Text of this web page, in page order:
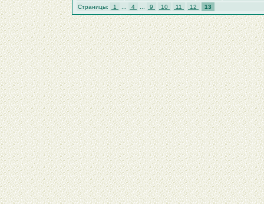
Страницы: 1 4 9 10 11 12 13